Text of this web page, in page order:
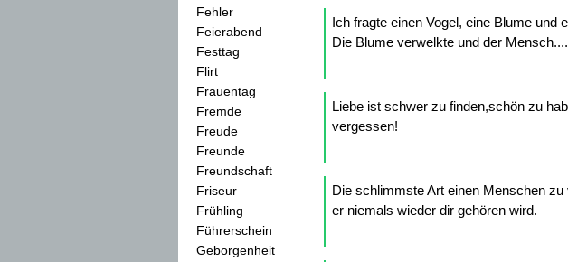
Fehler
Feierabend
Festtag
Flirt
Frauentag
Fremde
Freude
Freunde
Freundschaft
Friseur
Frühling
Führerschein
Geborgenheit
Ich fragte einen Vogel, eine Blume und
Die Blume verwelkte und der
Liebe ist schwer zu finden,schön zu
vergessen!
Die schlimmste Art einen Menschen
er niemals wieder dir gehören wird.